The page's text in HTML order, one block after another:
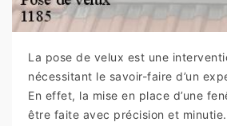
La pose de velux est une
nécessitant le savoir-faire d’un
En effet, la mise en place d’une
être faite avec précision et